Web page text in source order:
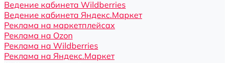
Ведение кабинета Wildberries
Ведение кабинета Яндекс.Маркет
Реклама на маркетплейсах
Реклама на Ozon
Реклама на Wildberries
Реклама на Яндекс.Маркет